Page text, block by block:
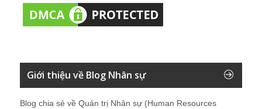
Giới thiệu về Blog Nhân sự
Blog chia sẻ về Quản trị Nhân sự (Human Resources